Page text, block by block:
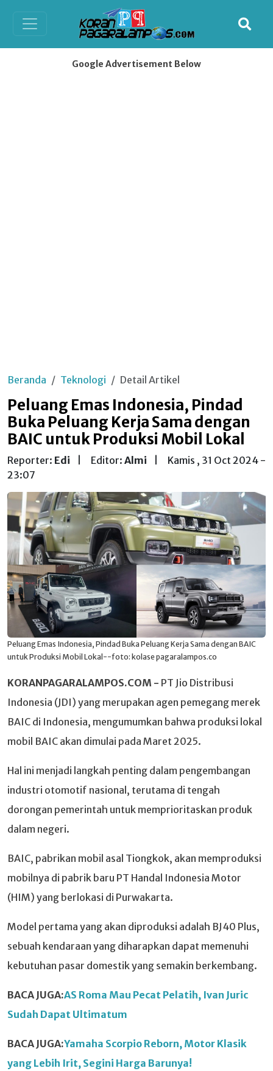
Google Advertisement Below
Beranda Teknologi Detail Artikel
Peluang Emas Indonesia, Pindad
Buka Peluang Kerja Sama dengan
BAIC untuk Produksi Mobil Lokal
Reporter: Edi Editor: Almi
Kamis , 31 Oct 2024 -
23:07
Peluang Emas Indonesia, Pindad Buka Peluang Kerja Sama dengan BAIC
untuk Produksi Mobil Lokal--foto: kolase pagaralampos.co
KORANPAGARALAMPOS.COM - PT Jio Distribusi
Indonesia (JDI) yang merupakan agen pemegang merek
BAIC di Indonesia, mengumumkan bahwa produksi lokal
mobil BAIC akan dimulai pada Maret 2025.
Hal ini menjadi langkah penting dalam pengembangan
industri otomotif nasional, terutama di tengah
dorongan pemerintah untuk memprioritaskan produk
dalam negeri.
BAIC, pabrikan mobil asal Tiongkok, akan memproduksi
mobilnya di pabrik baru PT Handal Indonesia Motor
(HIM) yang berlokasi di Purwakarta.
Model pertama yang akan diproduksi adalah BJ40 Plus,
sebuah kendaraan yang diharapkan dapat memenuhi
kebutuhan pasar domestik yang semakin berkembang.
BACA JUGA:AS Roma Mau Pecat Pelatih, Ivan Juric
Sudah Dapat Ultimatum
BACA JUGA:Yamaha Scorpio Reborn, Motor Klasik
yang Lebih Irit, Segini Harga Barunya!